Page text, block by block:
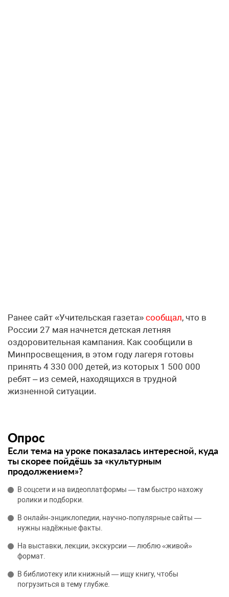
Ранее сайт «Учительская газета» сообщал, что в
России 27 мая начнется детская летняя
оздоровительная кампания. Как сообщили в
Минпросвещения, в этом году лагеря готовы
принять 4 330 000 детей, из которых 1 500 000
ребят – из семей, находящихся в трудной
жизненной ситуации.
Опрос
Если тема на уроке показалась интересной, куда
ты скорее пойдёшь за «культурным
продолжением»?
В соцсети и на видеоплатформы — там быстро нахожу
ролики и подборки.
В онлайн‑энциклопедии, научно‑популярные сайты —
нужны надёжные факты.
На выставки, лекции, экскурсии — люблю «живой»
формат.
В библиотеку или книжный — ищу книгу, чтобы
погрузиться в тему глубже.